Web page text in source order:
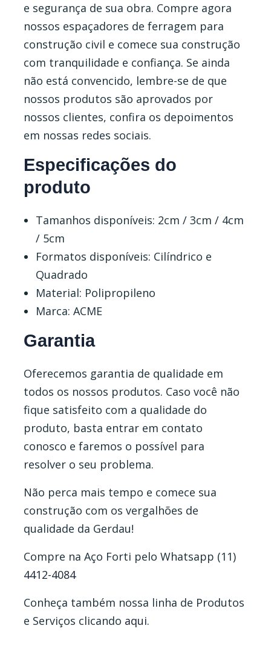
e segurança de sua obra. Compre agora
nossos espaçadores de ferragem para
construção civil e comece sua construção
com tranquilidade e confiança. Se ainda
não está convencido, lembre-se de que
nossos produtos são aprovados por
nossos clientes, confira os depoimentos
em nossas redes sociais.
Especificações do
produto
Tamanhos disponíveis: 2cm / 3cm / 4cm
/ 5cm
Formatos disponíveis: Cilíndrico e
Quadrado
Material: Polipropileno
Marca: ACME
Garantia
Oferecemos garantia de qualidade em
todos os nossos produtos. Caso você não
fique satisfeito com a qualidade do
produto, basta entrar em contato
conosco e faremos o possível para
resolver o seu problema.
Não perca mais tempo e comece sua
construção com os vergalhões de
qualidade da Gerdau!
Compre na Aço Forti pelo Whatsapp (11)
4412-4084
Conheça também nossa linha de Produtos
e Serviços clicando aqui.